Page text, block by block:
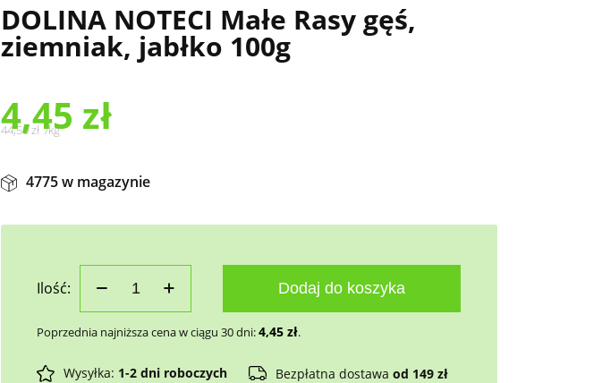
DOLINA NOTECI Małe Rasy gęś,
ziemniak, jabłko 100g
4,45 zł
44,50zł /kg
4775 w magazynie
Ilość: Dodaj do koszyka
Poprzednia najniższa cena w ciągu 30 dni:4,45 zł.
Wysyłka: 1-2 dni roboczych Bezpłatna dostawa od 149 zł